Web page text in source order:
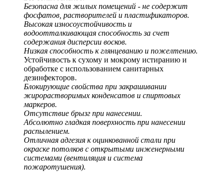
Безопасна для жилых помещений - не содержит
фосфатов, растворителей и пластификаторов.
Высокая износоустойчивость и
водоотталкивающая способность за счет
содержания дисперсии восков.
Низкая способность к глянцеванию и пожелтению.
Устойчивость к сухому и мокрому истиранию и
обработке с использованием санитарных
дезинфекторов.
Блокирующие свойства при закрашивании
жирорастворимых конденсатов и спиртовых
маркеров.
Отсутствие брызг при нанесении.
Абсолютно гладкая поверхность при нанесении
распылением.
Отличная адгезия к оцинкованной стали при
окраске потолков с открытыми инженерными
системами (вентиляция и система
пожаротушения).